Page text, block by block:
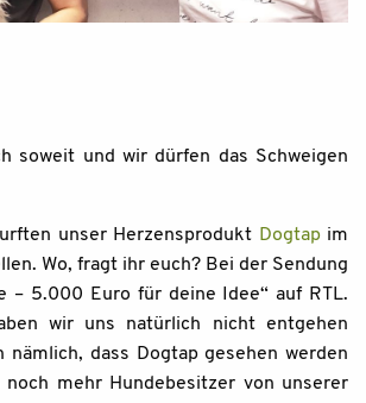
soweit und wir dürfen das Schweigen
unser Herzensprodukt Dogtapim
Wo, fragt ihr euch? Bei der Sendung
– 5.000 Euro für deine Idee“ auf RTL.
wir uns natürlich nicht entgehen
nämlich, dass Dogtap gesehen werden
noch mehr Hundebesitzer von unserer